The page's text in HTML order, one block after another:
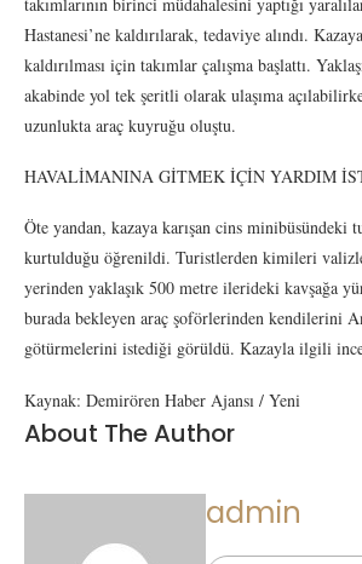
Hastanesi’ne kaldırılarak, tedaviye alındı.
kaldırılması için takımlar çalışma başlattı.
akabinde yol tek şeritli olarak ulaşıma
uzunlukta araç kuyruğu oluştu.
HAVALİMANINA GİTMEK İÇİN YARDIM
Öte yandan, kazaya karışan cins minibüsündeki
kurtulduğu öğrenildi. Turistlerden kimileri
yerinden yaklaşık 500 metre ilerideki kavşağa
burada bekleyen araç şoförlerinden kendilerini
götürmelerini istediği görüldü. Kazayla ilgili
Kaynak: Demirören Haber Ajansı / Yeni
About The Author
admin